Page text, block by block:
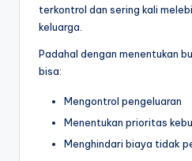
terkontrol dan sering kali
keluarga.
Padahal dengan menentukan
bisa:
Mengontrol pengeluaran
Menentukan prioritas
Menghindari biaya tidak